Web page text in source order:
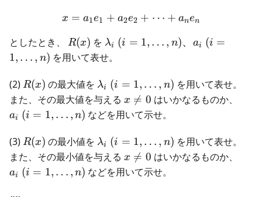
1,
n)
x = a_1 e_1 + a_2 e_2 +
x = a1e1 + a2e2 + ⋯ + anen
としたとき、 R(x)
R(x) を \lambda_i
\ (i = 1,
n)、a_i\
(i = 1,
\dots, n)
λi (i = 1, … , n)、 ai (i =
1, … , n) を用いて表せ。
(2) R(x)
R(x) の最大値を \lambda_i\
(i = 1,
\dots, n)
λi (i = 1, … , n) を用いて表せ。
また、その最大値を与える x
\ne
x 
= 0 はいかなるものか、
ai (i = 1, … , n) などを用いて示せ。
(3) R(x)
R(x) の最小値を \lambda_i\
(i = 1,
\dots, n)
λi (i = 1, … , n) を用いて表せ。
また、その最小値を与える x
\ne
x 
= 0 はいかなるものか、
ai (i = 1, … , n) などを用いて示せ。